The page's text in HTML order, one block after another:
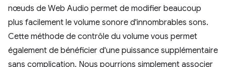
nœuds de Web Audio permet de modifier beaucoup
plus facilement le volume sonore d'innombrables sons.
Cette méthode de contrôle du volume vous permet
également de bénéficier d'une puissance supplémentaire
sans complication. Nous pourrions simplement associer